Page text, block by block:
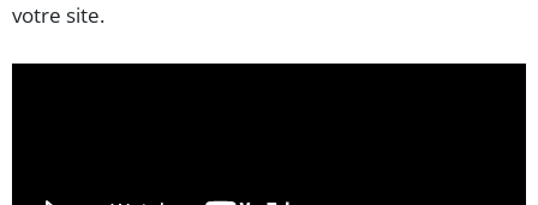
votre site.